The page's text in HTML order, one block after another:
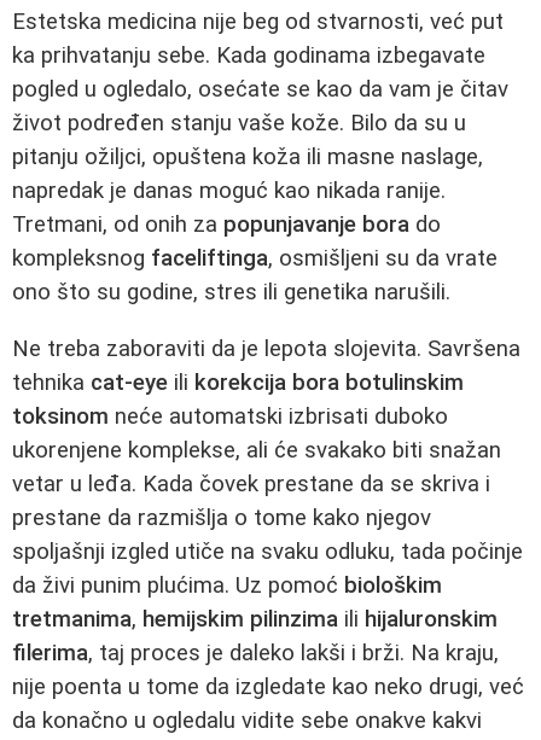
Estetska medicina nije beg od stvarnosti, već put
ka prihvatanju sebe. Kada godinama izbegavate
pogled u ogledalo, osećate se kao da vam je čitav
život podređen stanju vaše kože. Bilo da su u
pitanju ožiljci, opuštena koža ili masne naslage,
napredak je danas moguć kao nikada ranije.
Tretmani, od onih za popunjavanje bora do
kompleksnog faceliftinga, osmišljeni su da vrate
ono što su godine, stres ili genetika narušili.
Ne treba zaboraviti da je lepota slojevita. Savršena
tehnika cat-eye ili korekcija bora botulinskim
toksinom neće automatski izbrisati duboko
ukorenjene komplekse, ali će svakako biti snažan
vetar u leđa. Kada čovek prestane da se skriva i
prestane da razmišlja o tome kako njegov
spoljašnji izgled utiče na svaku odluku, tada počinje
da živi punim plućima. Uz pomoć biološkim
tretmanima, hemijskim pilinzima ili hijaluronskim
filerima, taj proces je daleko lakši i brži. Na kraju,
nije poenta u tome da izgledate kao neko drugi, već
da konačno u ogledalu vidite sebe onakve kakvi